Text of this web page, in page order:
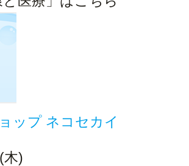
ップ ネコセカイ
木)